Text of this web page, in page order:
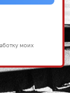
моих